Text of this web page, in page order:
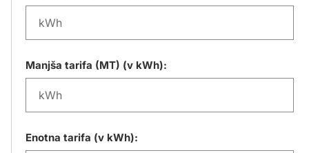
Manjša tarifa (MT) (v kWh):
Enotna tarifa (v kWh):